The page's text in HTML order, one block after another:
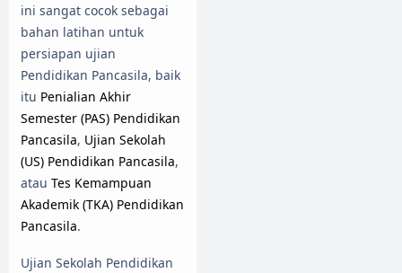
ini sangat cocok sebagai
bahan latihan untuk
persiapan ujian
Pendidikan Pancasila, baik
itu Penialian Akhir
Semester (PAS) Pendidikan
Pancasila, Ujian Sekolah
(US) Pendidikan Pancasila,
atau Tes Kemampuan
Akademik (TKA) Pendidikan
Pancasila.
Ujian Sekolah Pendidikan